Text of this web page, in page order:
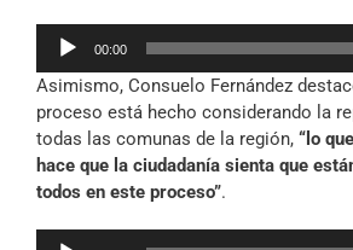
Reproductor
audio
00:00
Asimismo, Consuelo Fernández
proceso está hecho considerando la
todas las comunas de la región, “lo
hace que la ciudadanía sienta que
todos en este proceso”.
Reproductor